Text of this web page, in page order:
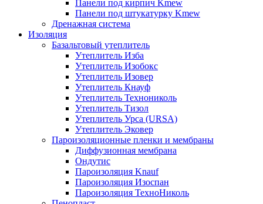
Панели под кирпич Kmew
Панели под штукатурку Kmew
Дренажная система
Изоляция
Базальтовый утеплитель
Утеплитель Изба
Утеплитель Изобокс
Утеплитель Изовер
Утеплитель Кнауф
Утеплитель Технониколь
Утеплитель Тизол
Утеплитель Урса (URSA)
Утеплитель Эковер
Пароизоляционные пленки и мембраны
Диффузионная мембрана
Ондутис
Пароизоляция Knauf
Пароизоляция Изоспан
Пароизоляция ТехноНиколь